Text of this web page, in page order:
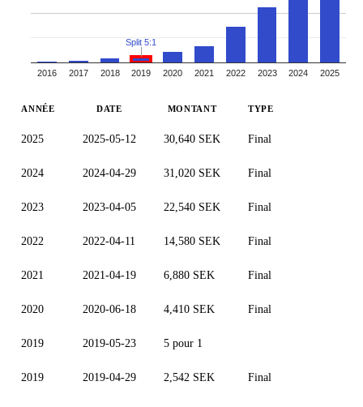
2016 2017 2018 2019 2020 2021 2022 2023 2024 2025
Split 5:1
ANNÉE DATE MONTANT TYPE
2025 2025-05-12 30,640 SEK Final
2024 2024-04-29 31,020 SEK Final
2023 2023-04-05 22,540 SEK Final
2022 2022-04-11 14,580 SEK Final
2021 2021-04-19 6,880 SEK Final
2020 2020-06-18 4,410 SEK Final
2019 2019-05-23 5 pour 1
2019 2019-04-29 2,542 SEK Final